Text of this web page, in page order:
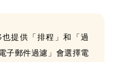
提供「排程」和「過
子郵件過濾」會選擇電